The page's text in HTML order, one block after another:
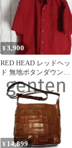
¥3,900
RED HEAD レッドヘッ
ド 無地ボタンダウンコ
ットンシャツ メンズ 半
袖 M 渋カラー ダーク
レッド ロゴ刻印ボタン
ワークシャツ
¥ 14,899